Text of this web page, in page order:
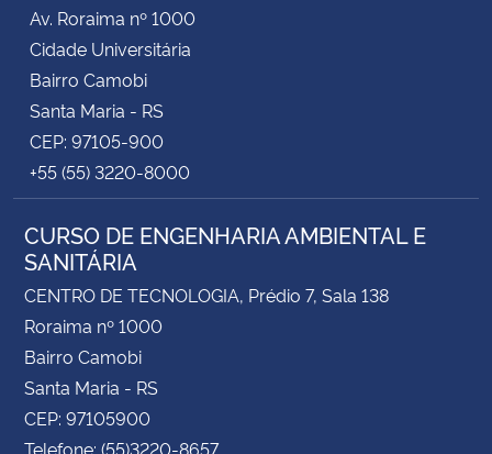
Av. Roraima nº 1000
Cidade Universitária
Bairro Camobi
Santa Maria - RS
CEP: 97105-900
+55 (55) 3220-8000
CURSO DE ENGENHARIA AMBIENTAL E
SANITÁRIA
CENTRO DE TECNOLOGIA, Prédio 7, Sala 138
Roraima nº 1000
Bairro Camobi
Santa Maria - RS
CEP: 97105900
Telefone: (55)3220-8657